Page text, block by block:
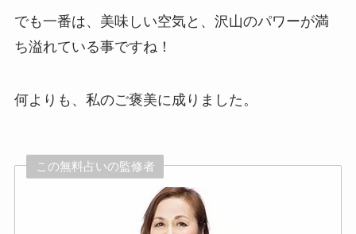
でも一番は、美味しい空気と、沢山のパワーが満
ち溢れている事ですね！
何よりも、私のご褒美に成りました。
この無料占いの監修者